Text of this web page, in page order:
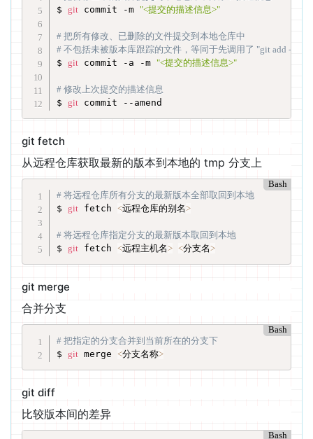
$ git commit -m "<提交的描述信息>"
# 把所有修改、已删除的文件提交到本地仓库中
# 不包括未被版本库跟踪的文件，等同于先调用了 "git add -u"
$ git commit -a -m "<提交的描述信息>"
# 修改上次提交的描述信息
$ git commit --amend
git fetch
从远程仓库获取最新的版本到本地的 tmp 分支上
Bash
# 将远程仓库所有分支的最新版本全部取回到本地
$ git fetch <远程仓库的别名>
# 将远程仓库指定分支的最新版本取回到本地
$ git fetch <远程主机名> <分支名>
git merge
合并分支
Bash
# 把指定的分支合并到当前所在的分支下
$ git merge <分支名称>
git diff
比较版本间的差异
Bash